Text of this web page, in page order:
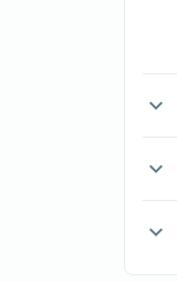
expand_more
expand_more
expand_more